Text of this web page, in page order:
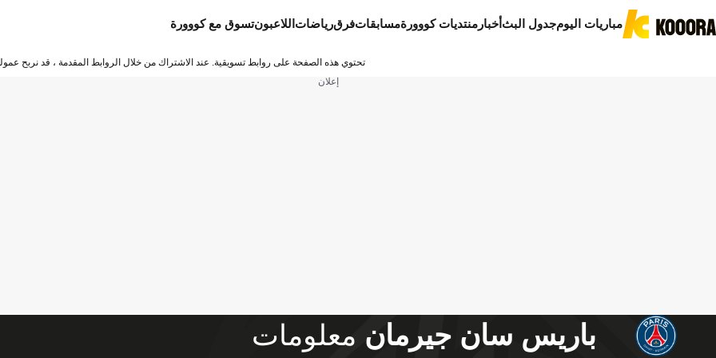
مباريات اليومجدول البثأخبار منتديات كووورةمسابقاتفرقرياضات اللاعبونتسوق مع كووورة
تحتوي هذه الصفحة على روابط تسويقية. عند الاشتراك من خلال الروابط المقدمة ، قد نربح
إعلان
باريس سان جيرمان معلومات